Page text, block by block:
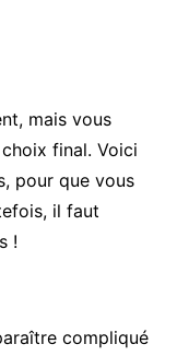
mais vous
final. Voici
pour que vous
il faut
!
compliqué